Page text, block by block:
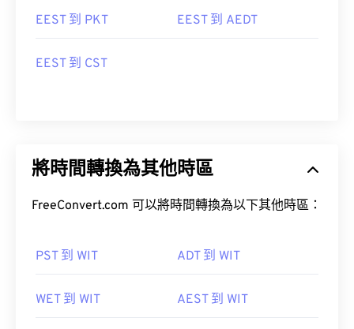
EEST 到 PKT EEST 到 AEDT
EEST 到 CST
將時間轉換為其他時區
FreeConvert.com 可以將時間轉換為以下其他時區：
PST 到 WIT ADT 到 WIT
WET 到 WIT AEST 到 WIT